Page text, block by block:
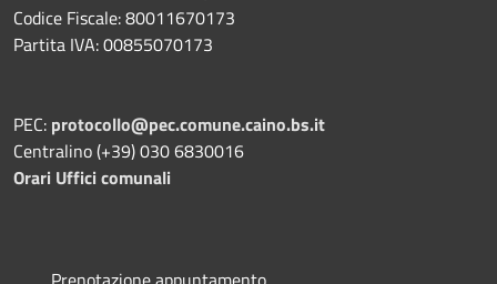
Codice Fiscale: 80011670173
Partita IVA: 00855070173
PEC: protocollo@pec.comune.caino.bs.it
Centralino (+39) 030 6830016
Orari Uffici comunali